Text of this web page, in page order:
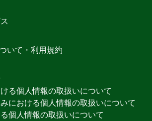
いて・利用規約
る個人情報の取扱いについて
における個人情報の取扱いについて
個人情報の取扱いについて